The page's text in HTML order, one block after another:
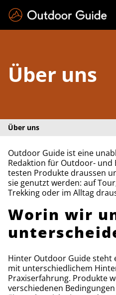
Über uns
Über uns
Outdoor Guide ist eine
Redaktion für Outdoor-
testen Produkte draussen
sie genutzt werden: auf
Trekking oder im Alltag
Worin wir
Hinter Outdoor Guide steht
mit unterschiedlichem
Praxiserfahrung. Produkte
verschiedenen